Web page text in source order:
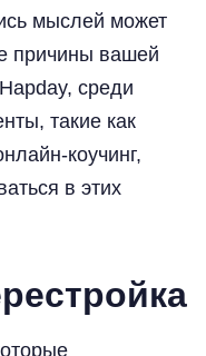
мыслей может
причины вашей
среди
такие как
коучинг,
в этих